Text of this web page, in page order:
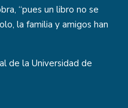
“pues un libro no se
la familia y amigos han
de la Universidad de